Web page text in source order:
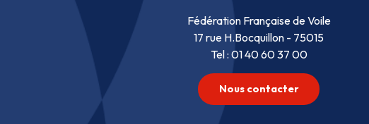
Fédération Française de Voile
17 rue H.Bocquillon - 75015
Tel : 01 40 60 37 00
Nous contacter